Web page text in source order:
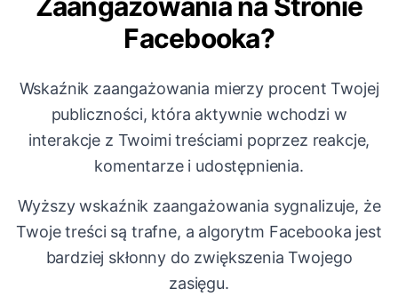
Facebooka?
Wskaźnik zaangażowania mierzy procent Twojej
publiczności, która aktywnie wchodzi w
interakcje z Twoimi treściami poprzez reakcje,
komentarze i udostępnienia.
Wyższy wskaźnik zaangażowania sygnalizuje, że
Twoje treści są trafne, a algorytm Facebooka jest
bardziej skłonny do zwiększenia Twojego
zasięgu.